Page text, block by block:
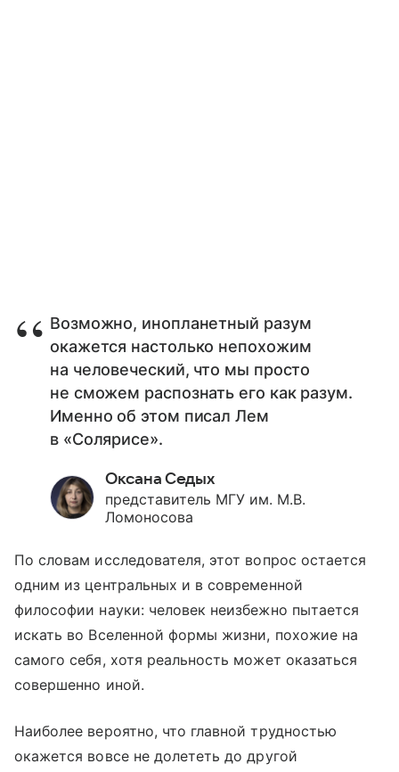
Возможно, инопланетный разум
окажется настолько непохожим
на человеческий, что мы просто
не сможем распознать его как разум.
Именно об этом писал Лем
в «Солярисе».
Оксана Седых
представитель МГУ им. М.В.
Ломоносова
По словам исследователя, этот вопрос остается
одним из центральных и в современной
философии науки: человек неизбежно пытается
искать во Вселенной формы жизни, похожие на
самого себя, хотя реальность может оказаться
совершенно иной.
Наиболее вероятно, что главной трудностью
окажется вовсе не долететь до другой